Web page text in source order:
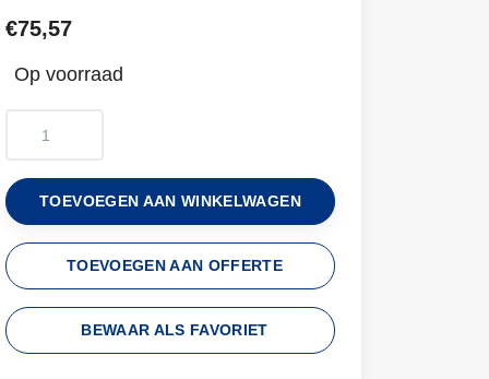
€75,57
Op voorraad
TOEVOEGEN AAN WINKELWAGEN
TOEVOEGEN AAN OFFERTE
BEWAAR ALS FAVORIET